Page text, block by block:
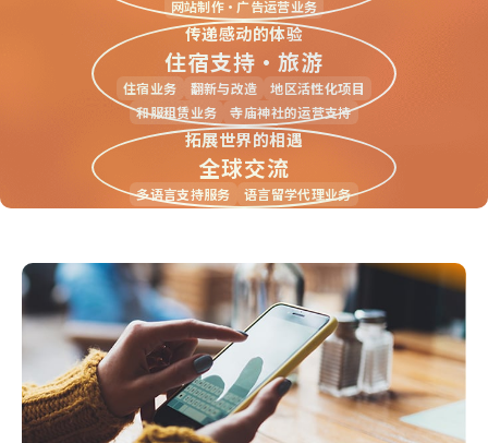
网站制作・广告运营业务
传递感动的体验
住宿支持・旅游
住宿业务 翻新与改造
地区活性化项目
和服租赁业务
寺庙神社的运营支持
拓展世界的相遇
全球交流
多语言支持服务 语言留学代理业务